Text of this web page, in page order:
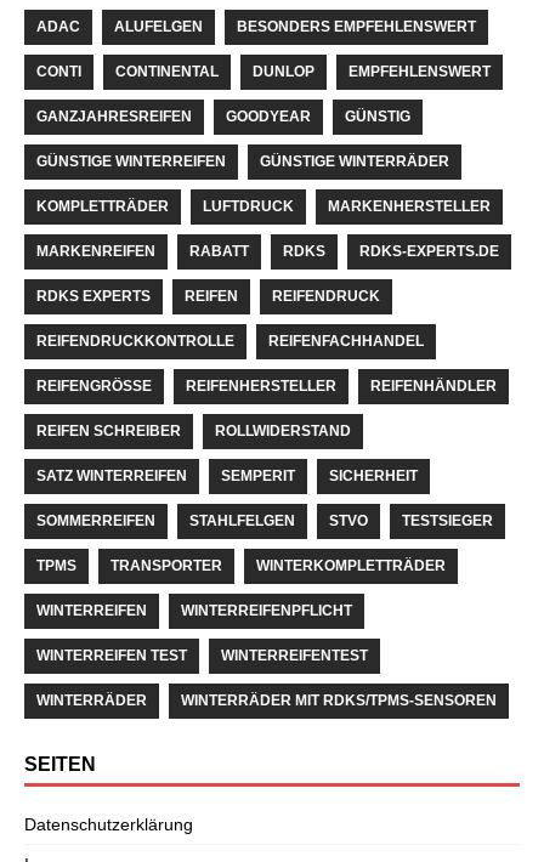
ADAC ALUFELGEN BESONDERS EMPFEHLENSWERT
CONTI CONTINENTAL DUNLOP EMPFEHLENSWERT
GANZJAHRESREIFEN GOODYEAR GÜNSTIG
GÜNSTIGE WINTERREIFEN GÜNSTIGE WINTERRÄDER
KOMPLETTRÄDER LUFTDRUCK MARKENHERSTELLER
MARKENREIFEN RABATT RDKS RDKS-EXPERTS.DE
RDKS EXPERTS REIFEN REIFENDRUCK
REIFENDRUCKKONTROLLE REIFENFACHHANDEL
REIFENGRÖSSE REIFENHERSTELLER REIFENHÄNDLER
REIFEN SCHREIBER ROLLWIDERSTAND
SATZ WINTERREIFEN SEMPERIT SICHERHEIT
SOMMERREIFEN STAHLFELGEN STVO TESTSIEGER
TPMS TRANSPORTER WINTERKOMPLETTRÄDER
WINTERREIFEN WINTERREIFENPFLICHT
WINTERREIFEN TEST WINTERREIFENTEST
WINTERRÄDER WINTERRÄDER MIT RDKS/TPMS-SENSOREN
SEITEN
Datenschutzerklärung